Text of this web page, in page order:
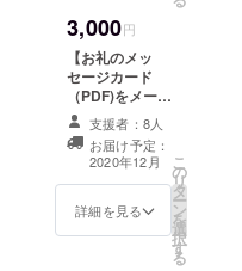
し、地域に
根差した芸
術活動がで
きるよう基
盤作りを
行っており
ます。
3,000円
【お礼のメッ
セージカード
（PDF)をメール
でお送りしま
す】 感謝の気持
ちを込めて、お
礼のメッセージ
カード（PDF)を
メールでお送り
します。 メール
支援者：8人
お届け予定：
2020年12月
詳細を見る
こ
の
リ
タ
ー
ン
を
選
択
す
る